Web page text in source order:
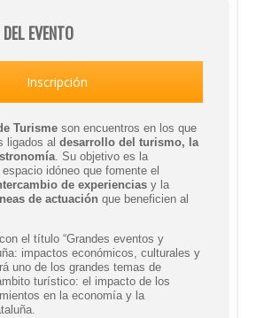
EVENTO
Inscripción
Turisme son encuentros en los que
ligados al desarrollo del turismo, la
. Su objetivo es la
idóneo que fomente el
de experiencias y la
de actuación que beneficien al
el título “Grandes eventos y
impactos económicos, culturales y
uno de los grandes temas de
turístico: el impacto de los
en la economía y la